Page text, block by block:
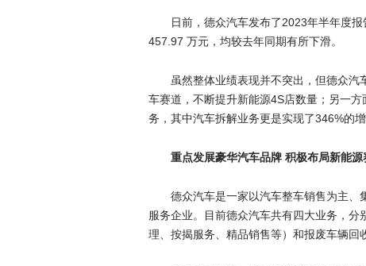
日前，德众汽车发布了2023年半年度
457.97 万元，均较去年同期有所下滑。
虽然整体业绩表现并不突出，但德众
车赛道，不断提升新能源4S店数量；另一
务，其中汽车拆解业务更是实现了346%的增
重点发展豪华汽车品牌 积极布局新能源
德众汽车是一家以汽车整车销售为主、
服务企业。目前德众汽车共有四大业务，
理、按揭服务、精品销售等）和报废车辆回